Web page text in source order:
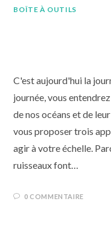
BOÎTE À OUTILS
C'est aujourd'hui la
journée, vous
de nos océans et de
vous proposer trois
agir à votre échelle.
ruisseaux font…
0 COMMENTAIRE